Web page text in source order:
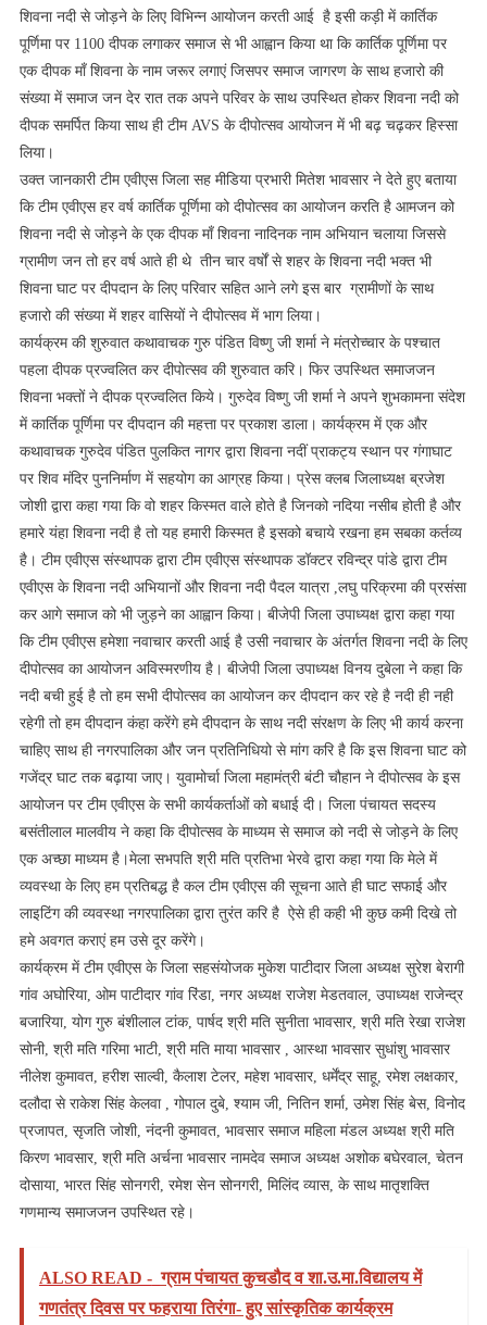
नाम
आयोजन
सम्पन्न
शिवना नदी से जोड़ने के लिए विभिन्न आयोजन करती आई है इसी कड़ी में कार्तिक
पूर्णिमा पर 1100 दीपक लगाकर समाज से भी आह्वान किया था कि कार्तिक पूर्णिमा पर
एक दीपक माँ शिवना के नाम जरूर लगाएं जिसपर समाज जागरण के साथ हजारो की
संख्या में समाज जन देर रात तक अपने परिवर के साथ उपस्थित होकर शिवना नदी को
दीपक समर्पित किया साथ ही टीम AVS के दीपोत्सव आयोजन में भी बढ़ चढ़कर हिस्सा
लिया।
उक्त जानकारी टीम एवीएस जिला सह मीडिया प्रभारी मितेश भावसार ने देते हुए बताया
कि टीम एवीएस हर वर्ष कार्तिक पूर्णिमा को दीपोत्सव का आयोजन करति है आमजन को
शिवना नदी से जोड़ने के एक दीपक माँ शिवना नादिनक नाम अभियान चलाया जिससे
ग्रामीण जन तो हर वर्ष आते ही थे तीन चार वर्षों से शहर के शिवना नदी भक्त भी
शिवना घाट पर दीपदान के लिए परिवार सहित आने लगे इस बार ग्रामीणों के साथ
हजारो की संख्या में शहर वासियों ने दीपोत्सव में भाग लिया।
कार्यक्रम की शुरुवात कथावाचक गुरु पंडित विष्णु जी शर्मा ने मंत्रोच्चार के पश्चात
पहला दीपक प्रज्वलित कर दीपोत्सव की शुरुवात करि। फिर उपस्थित समाजजन
शिवना भक्तों ने दीपक प्रज्वलित किये। गुरुदेव विष्णु जी शर्मा ने अपने शुभकामना संदेश
में कार्तिक पूर्णिमा पर दीपदान की महत्ता पर प्रकाश डाला। कार्यक्रम में एक और
कथावाचक गुरुदेव पंडित पुलकित नागर द्वारा शिवना नदीं प्राकट्य स्थान पर गंगाघाट
पर शिव मंदिर पुननिर्माण में सहयोग का आग्रह किया। प्रेस क्लब जिलाध्यक्ष ब्रजेश
जोशी द्वारा कहा गया कि वो शहर किस्मत वाले होते है जिनको नदिया नसीब होती है और
हमारे यंहा शिवना नदी है तो यह हमारी किस्मत है इसको बचाये रखना हम सबका कर्तव्य
है। टीम एवीएस संस्थापक द्वारा टीम एवीएस संस्थापक डॉक्टर रविन्द्र पांडे द्वारा टीम
एवीएस के शिवना नदी अभियानों और शिवना नदी पैदल यात्रा ,लघु परिक्रमा की प्रसंसा
कर आगे समाज को भी जुड़ने का आह्वान किया। बीजेपी जिला उपाध्यक्ष द्वारा कहा गया
कि टीम एवीएस हमेशा नवाचार करती आई है उसी नवाचार के अंतर्गत शिवना नदी के लिए
दीपोत्सव का आयोजन अविस्मरणीय है। बीजेपी जिला उपाध्यक्ष विनय दुबेला ने कहा कि
नदी बची हुई है तो हम सभी दीपोत्सव का आयोजन कर दीपदान कर रहे है नदी ही नही
रहेगी तो हम दीपदान कंहा करेंगे हमे दीपदान के साथ नदी संरक्षण के लिए भी कार्य करना
चाहिए साथ ही नगरपालिका और जन प्रतिनिधियो से मांग करि है कि इस शिवना घाट को
गजेंद्र घाट तक बढ़ाया जाए। युवामोर्चा जिला महामंत्री बंटी चौहान ने दीपोत्सव के इस
आयोजन पर टीम एवीएस के सभी कार्यकर्ताओं को बधाई दी। जिला पंचायत सदस्य
बसंतीलाल मालवीय ने कहा कि दीपोत्सव के माध्यम से समाज को नदी से जोड़ने के लिए
एक अच्छा माध्यम है।मेला सभपति श्री मति प्रतिभा भेरवे द्वारा कहा गया कि मेले में
व्यवस्था के लिए हम प्रतिबद्ध है कल टीम एवीएस की सूचना आते ही घाट सफाई और
लाइटिंग की व्यवस्था नगरपालिका द्वारा तुरंत करि है ऐसे ही कही भी कुछ कमी दिखे तो
हमे अवगत कराएं हम उसे दूर करेंगे।
कार्यक्रम में टीम एवीएस के जिला सहसंयोजक मुकेश पाटीदार जिला अध्यक्ष सुरेश बेरागी
गांव अघोरिया, ओम पाटीदार गांव रिंडा, नगर अध्यक्ष राजेश मेडतवाल, उपाध्यक्ष राजेन्द्र
बजारिया, योग गुरु बंशीलाल टांक, पार्षद श्री मति सुनीता भावसार, श्री मति रेखा राजेश
सोनी, श्री मति गरिमा भाटी, श्री मति माया भावसार , आस्था भावसार सुधांशु भावसार
नीलेश कुमावत, हरीश साल्वी, कैलाश टेलर, महेश भावसार, धर्मेंद्र साहू, रमेश लक्षकार,
दलौदा से राकेश सिंह केलवा , गोपाल दुबे, श्याम जी, नितिन शर्मा, उमेश सिंह बेस, विनोद
प्रजापत, सृजति जोशी, नंदनी कुमावत, भावसार समाज महिला मंडल अध्यक्ष श्री मति
किरण भावसार, श्री मति अर्चना भावसार नामदेव समाज अध्यक्ष अशोक बघेरवाल, चेतन
दोसाया, भारत सिंह सोनगरी, रमेश सेन सोनगरी, मिलिंद व्यास, के साथ मातृशक्ति
गणमान्य समाजजन उपस्थित रहे।
ALSO READ - ग्राम पंचायत कुचडौद व शा.उ.मा.विद्यालय में
गणतंत्र दिवस पर फहराया तिरंगा- हुए सांस्कृतिक कार्यक्रम